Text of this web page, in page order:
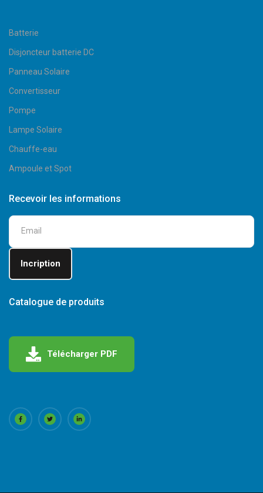
Batterie
Disjoncteur batterie DC
Panneau Solaire
Convertisseur
Pompe
Lampe Solaire
Chauffe-eau
Ampoule et Spot
Recevoir les informations
Catalogue de produits
Télécharger PDF